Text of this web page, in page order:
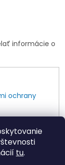
tu.
informácie o
ochrany